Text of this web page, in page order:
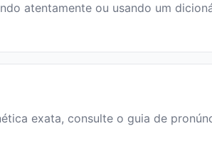
atentamente ou usando um
exata, consulte o guia de